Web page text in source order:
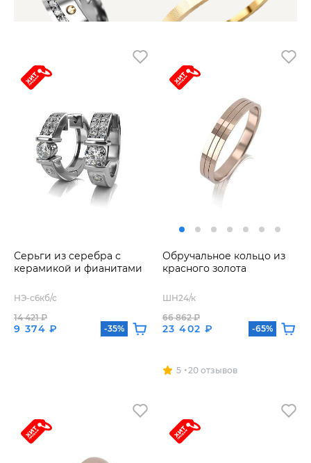
Серьги из серебра с
керамикой и фианитами
НЭ-с6кб/с
9 374 ₽
14 421 ₽
-35%
Обручальное кольцо из
красного золота
ШН24/к
23 402 ₽
66 862 ₽
-65%
5 20 отзывов